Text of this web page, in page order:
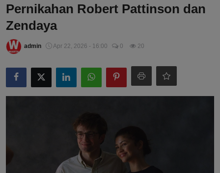
Pernikahan Robert Pattinson dan
Zendaya
admin Apr 22, 2026 - 16:00 0 20